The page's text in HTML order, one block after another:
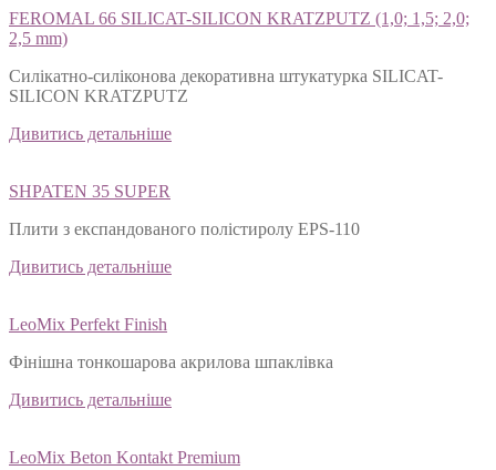
FEROMAL 66 SILICAT-SILICON KRATZPUTZ (1,0; 1,5; 2,0;
2,5 mm)
Силікатно-силіконова декоративна штукатурка SILICAT-
SILICON KRATZPUTZ
Дивитись детальніше
SHPATEN 35 SUPER
Плити з експандованого полістиролу EPS-110
Дивитись детальніше
LeoMix Perfekt Finish
Фінішна тонкошарова акрилова шпаклівка
Дивитись детальніше
LeoMix Beton Kontakt Premium